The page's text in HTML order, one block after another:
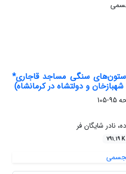
سنگی مساجد قاجاری*
و دولتشاه در کرمانشاه)
95-105
نادر شایگان فر
791.19 K